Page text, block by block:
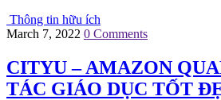
Thông tin hữu ích
March 7, 2022 0 Comments
CITYU – AMAZON
TÁC GIÁO DỤC TỐT